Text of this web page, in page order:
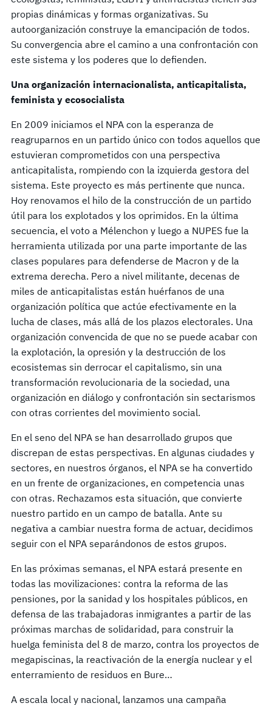
propias dinámicas y formas organizativas. Su
autoorganización construye la emancipación de todos.
Su convergencia abre el camino a una confrontación con
este sistema y los poderes que lo defienden.
Una organización internacionalista, anticapitalista,
feminista y ecosocialista
En 2009 iniciamos el NPA con la esperanza de
reagruparnos en un partido único con todos aquellos que
estuvieran comprometidos con una perspectiva
anticapitalista, rompiendo con la izquierda gestora del
sistema. Este proyecto es más pertinente que nunca.
Hoy renovamos el hilo de la construcción de un partido
útil para los explotados y los oprimidos. En la última
secuencia, el voto a Mélenchon y luego a NUPES fue la
herramienta utilizada por una parte importante de las
clases populares para defenderse de Macron y de la
extrema derecha. Pero a nivel militante, decenas de
miles de anticapitalistas están huérfanos de una
organización política que actúe efectivamente en la
lucha de clases, más allá de los plazos electorales. Una
organización convencida de que no se puede acabar con
la explotación, la opresión y la destrucción de los
ecosistemas sin derrocar el capitalismo, sin una
transformación revolucionaria de la sociedad, una
organización en diálogo y confrontación sin sectarismos
con otras corrientes del movimiento social.
En el seno del NPA se han desarrollado grupos que
discrepan de estas perspectivas. En algunas ciudades y
sectores, en nuestros órganos, el NPA se ha convertido
en un frente de organizaciones, en competencia unas
con otras. Rechazamos esta situación, que convierte
nuestro partido en un campo de batalla. Ante su
negativa a cambiar nuestra forma de actuar, decidimos
seguir con el NPA separándonos de estos grupos.
En las próximas semanas, el NPA estará presente en
todas las movilizaciones: contra la reforma de las
pensiones, por la sanidad y los hospitales públicos, en
defensa de las trabajadoras inmigrantes a partir de las
próximas marchas de solidaridad, para construir la
huelga feminista del 8 de marzo, contra los proyectos de
megapiscinas, la reactivación de la energía nuclear y el
enterramiento de residuos en Bure…
A escala local y nacional, lanzamos una campaña